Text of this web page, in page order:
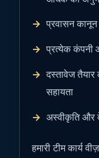
प्रवासन
प्रत्येक कंपनी
दस्तावेज
सहायता
अस्वीकृति और
हमारी टीम कार्य